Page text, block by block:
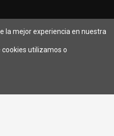
twitter/lists/official-
la mejor experiencia en nuestra
cookies utilizamos o